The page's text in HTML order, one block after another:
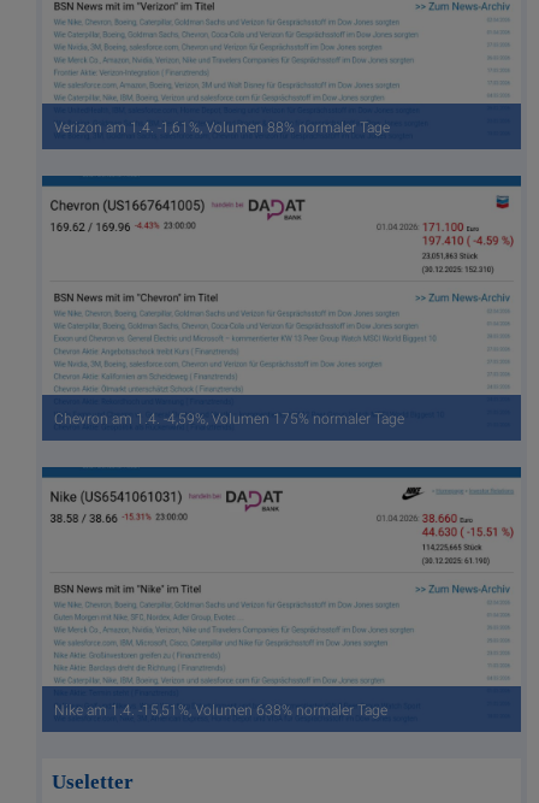
Verizon am 1.4. -1,61%, Volumen 88% normaler Tage
Chevron am 1.4. -4,59%, Volumen 175% normaler Tage
Nike am 1.4. -15,51%, Volumen 638% normaler Tage
Useletter